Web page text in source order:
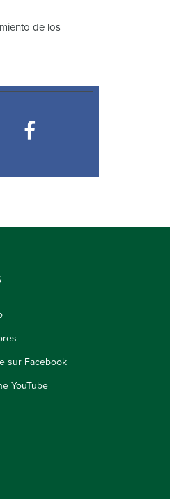
de los
sur Facebook
YouTube